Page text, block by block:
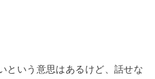
という意思はあるけど、話せな